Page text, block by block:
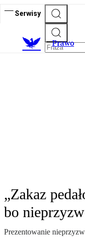
Serwisy
Prawo
„Zakaz
bo
Prezentowanie